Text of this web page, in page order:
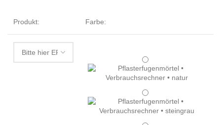
Produkt: Farbe: